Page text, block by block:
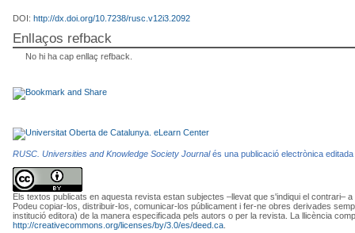
DOI: http://dx.doi.org/10.7238/rusc.v12i3.2092
Enllaços refback
No hi ha cap enllaç refback.
RUSC. Universities and Knowledge Society Journalés una publicació electrònica
Els textos publicats en aquesta revista estan subjectes –llevat que s'indiqui el contrari–
Podeu copiar-los, distribuir-los, comunicar-los públicament i fer-ne obres derivades
institució editora) de la manera especificada pels autors o per la revista. La llicència
http://creativecommons.org/licenses/by/3.0/es/deed.ca.